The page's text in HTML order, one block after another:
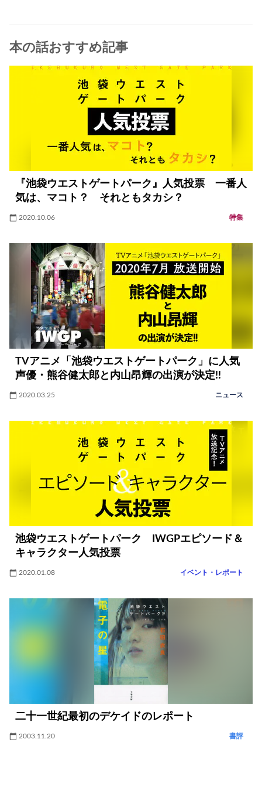
本の話おすすめ記事
『池袋ウエストゲートパーク』人気投票 一番人
気は、マコト？ それともタカシ？
2020.10.06 特集
TVアニメ「池袋ウエストゲートパーク」に人気
声優・熊谷健太郎と内山昂輝の出演が決定!!
2020.03.25 ニュース
池袋ウエストゲートパーク IWGPエピソード＆
キャラクター人気投票
2020.01.08 イベント・レポート
二十一世紀最初のデケイドのレポート
2003.11.20 書評